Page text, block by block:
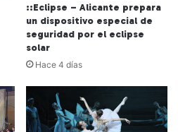
::Eclipse – Alicante prepara
un dispositivo especial de
seguridad por el eclipse
solar
Hace 4 días